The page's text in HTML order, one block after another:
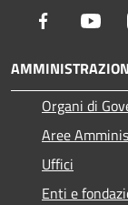
Facebook
Organi di
Aree
Uffici
Enti e